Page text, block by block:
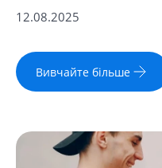
12.08.2025
Вивчайте більше